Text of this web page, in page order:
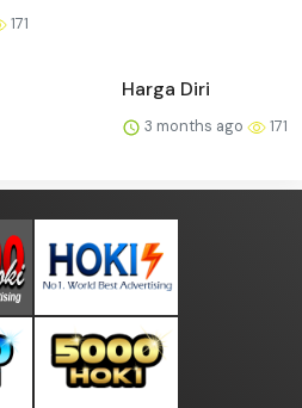
171
Harga Diri
3 months ago 171